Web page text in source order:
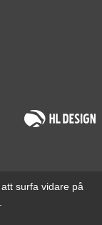
surfa vidare på